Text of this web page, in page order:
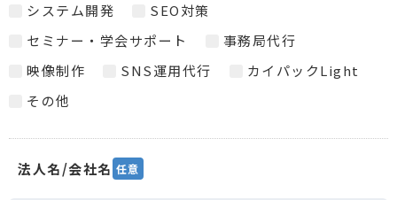
システム開発
SEO対策
セミナー・学会サポート
事務局代行
映像制作
SNS運用代行
カイパックLight
その他
法人名/会社名 任意